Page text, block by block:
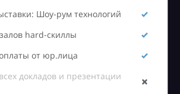
Шоу-рум технологий
hard-скиллы
от юр.лица
докладов и презентации